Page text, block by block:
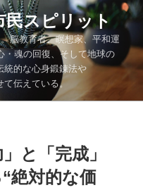
民スピリット
脳教育者、瞑想家、平和運
・魂の回復、そして地球の
統的な心身鍛錬法や
て伝えている。
と「完成」
絶対的な価